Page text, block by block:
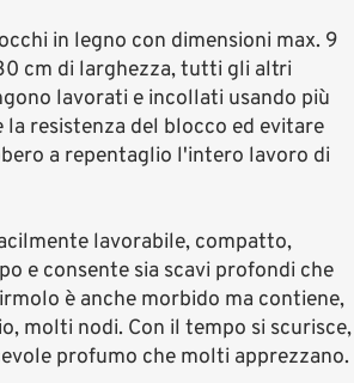
in legno con dimensioni max. 9
cm di larghezza, tutti gli altri
lavorati e incollati usando più
resistenza del blocco ed evitare
a repentaglio l'intero lavoro di
lavorabile, compatto,
e consente sia scavi profondi che
è anche morbido ma contiene,
molti nodi. Con il tempo si scurisce,
profumo che molti apprezzano.